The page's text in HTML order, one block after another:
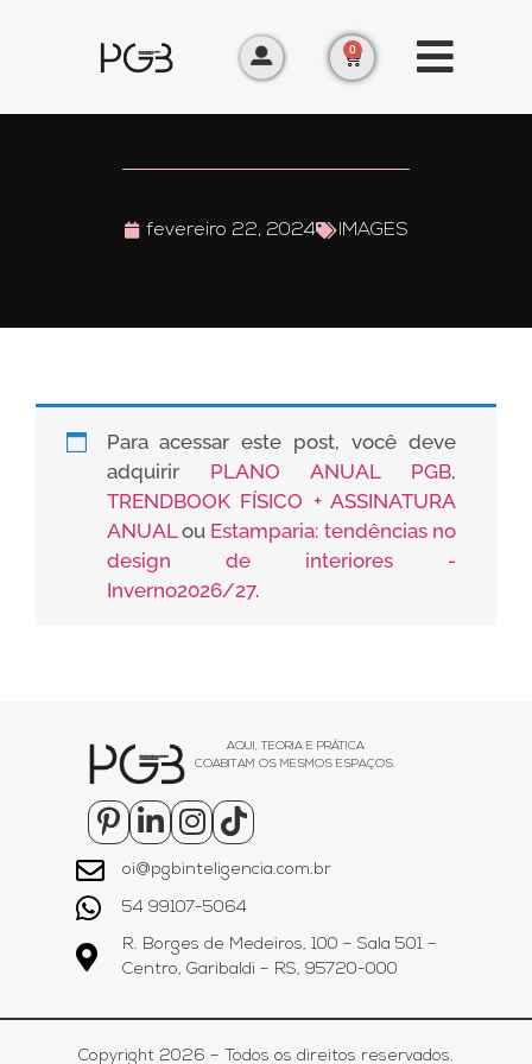
0
fevereiro 22, 2024 IMAGES
Para acessar este post, você deve
adquirir PLANO ANUAL PGB,
TRENDBOOK FÍSICO + ASSINATURA
ANUALou Estamparia: tendências no
design de interiores -
Inverno2026/27.
AQUI, TEORIA E PRÁTICA
COABITAM OS MESMOS ESPAÇOS.
oi@pgbinteligencia.com.br
54 99107-5064
R. Borges de Medeiros, 100 – Sala 501 –
Centro, Garibaldi – RS, 95720-000
Copyright 2026 – Todos os direitos reservados.